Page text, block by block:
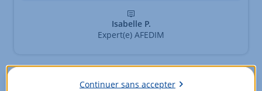
Isabelle P.
Expert(e) AFEDIM
Les logements disponibles
Continuer sans accepter